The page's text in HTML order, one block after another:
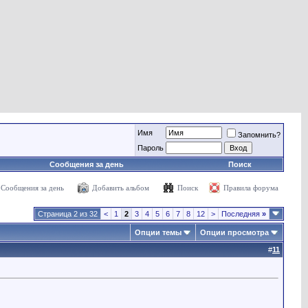
Имя
Запомнить?
Пароль
Сообщения за день
Поиск
Сообщения за день Добавить альбом Поиск Правила форума
Страница 2 из 32 < 1 2 3 4 5 6 7 8 12 > Последняя »
Опции темы Опции просмотра
#11